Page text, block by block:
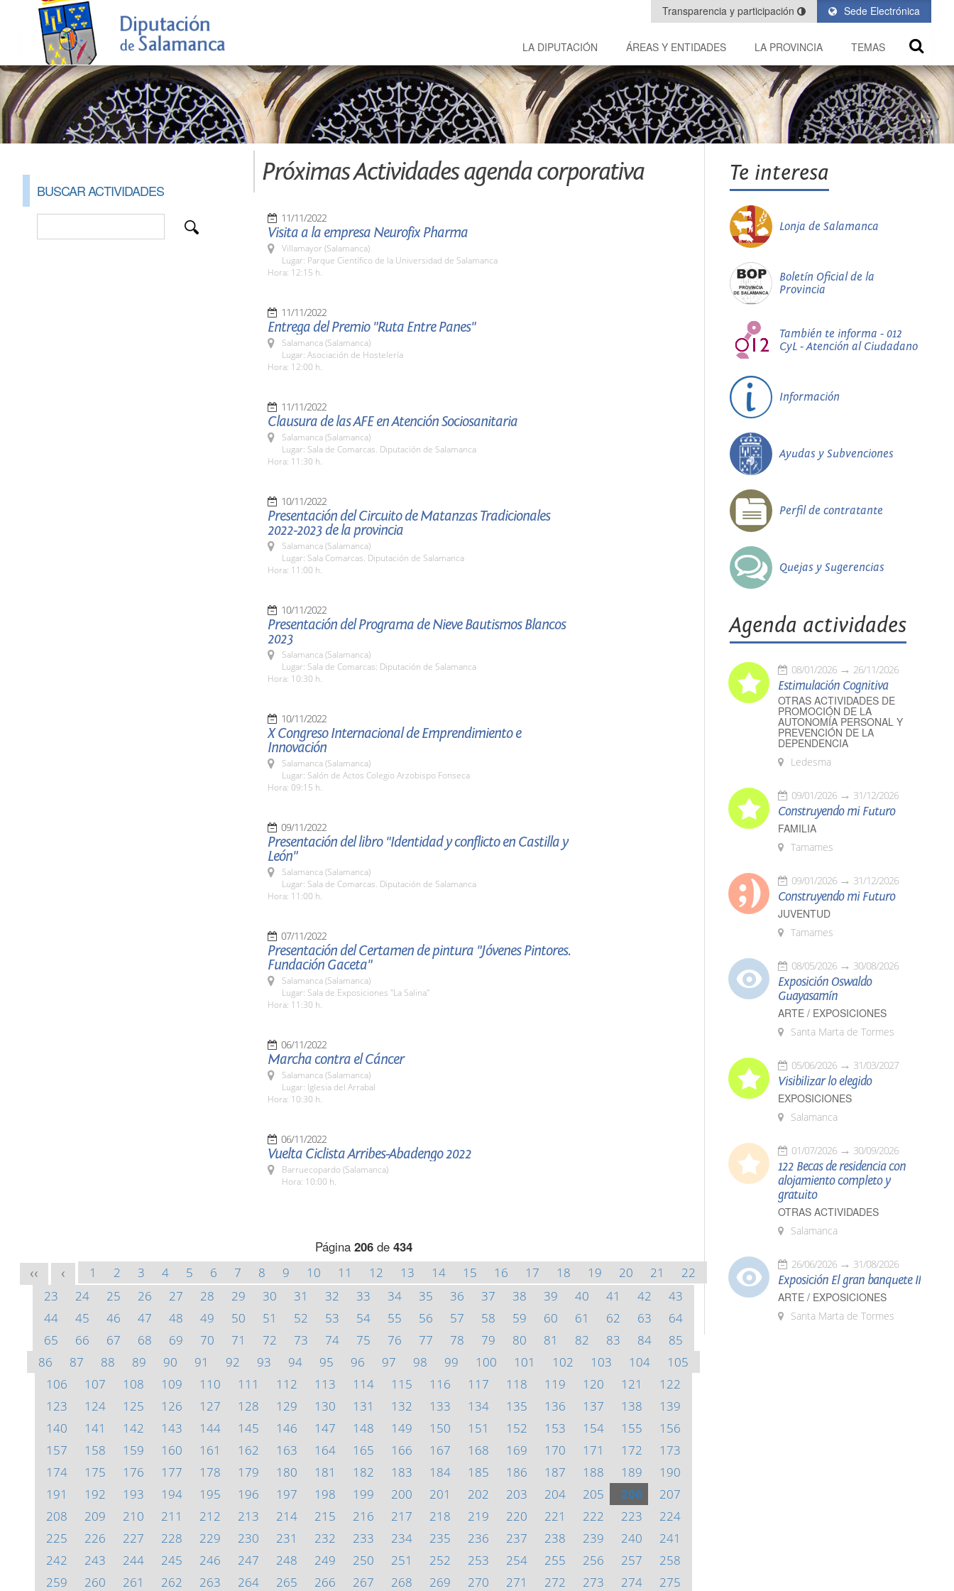
Sede Electrónica
Transparencia y participación
LA DIPUTACIÓN ÁREAS Y ENTIDADES LA PROVINCIA TEMAS
BUSCAR ACTIVIDADES
Próximas Actividades agenda corporativa
11/11/2022
Visita a la empresa Neurofix Pharma
Villamayor (Salamanca)
Lugar: Parque Científico de la Universidad de Salamanca
Hora: 12:15 h.
11/11/2022
Entrega del Premio "Ruta Entre Panes"
Salamanca (Salamanca)
Lugar: Asociación de Hostelería
Hora: 12:00 h.
11/11/2022
Clausura de las AFE en Atención Sociosanitaria
Salamanca (Salamanca)
Lugar: Sala de Comarcas. Diputación de Salamanca
Hora: 11:30 h.
10/11/2022
Presentación del Circuito de Matanzas Tradicionales
2022-2023 de la provincia
Salamanca (Salamanca)
Lugar: Sala Comarcas. Diputación de Salamanca
Hora: 11:00 h.
10/11/2022
Presentación del Programa de Nieve Bautismos Blancos
2023
Salamanca (Salamanca)
Lugar: Sala de Comarcas: Diputación de Salamanca
Hora: 10:30 h.
10/11/2022
X Congreso Internacional de Emprendimiento e
Innovación
Salamanca (Salamanca)
Lugar: Salón de Actos Colegio Arzobispo Fonseca
Hora: 09:15 h.
09/11/2022
Presentación del libro "Identidad y conflicto en Castilla y
León"
Salamanca (Salamanca)
Lugar: Sala de Comarcas. Diputación de Salamanca
Hora: 11:00 h.
07/11/2022
Presentación del Certamen de pintura "Jóvenes Pintores.
Fundación Gaceta"
Salamanca (Salamanca)
Lugar: Sala de Exposiciones "La Salina"
Hora: 11:30 h.
06/11/2022
Marcha contra el Cáncer
Salamanca (Salamanca)
Lugar: Iglesia del Arrabal
Hora: 10:30 h.
06/11/2022
Vuelta Ciclista Arribes-Abadengo 2022
Barruecopardo (Salamanca)
Hora: 10:00 h.
Página 206de 434
<< < 1 2 3 4 5 6 7 8 9 10 11 12 13 14 15 16 17 18 19 20 21
22
23
24 25 26 27 28 29 30 31 32 33 34 35 36 37 38 39 40 41 42
43
44
45 46 47 48 49 50 51 52 53 54 55 56 57 58 59 60 61 62 63
64
65
66 67 68 69 70 71 72 73 74 75 76 77 78 79 80 81 82 83 84
85
86
87 88 89 90 91 92 93 94 95 96 97 98 99 100 101 102 103 104
105
106
107 108 109 110 111 112 113 114 115 116 117 118 119 120 121
122
123
124 125 126 127 128 129 130 131 132 133 134 135 136 137 138
139
140
141 142 143 144 145 146 147 148 149 150 151 152 153 154 155
156
157
158 159 160 161 162 163 164 165 166 167 168 169 170 171 172
173
174
175 176 177 178 179 180 181 182 183 184 185 186 187 188 189
190
191
192 193 194 195 196 197 198 199 200 201 202 203 204 205 206
207
208
209 210 211 212 213 214 215 216 217 218 219 220 221 222 223
224
225
226 227 228 229 230 231 232 233 234 235 236 237 238 239 240
241
242
243 244 245 246 247 248 249 250 251 252 253 254 255 256 257
258
259
260 261 262 263 264 265 266 267 268 269 270 271 272 273 274 275
Te interesa
Lonja de Salamanca
Boletín Oficial de la
Provincia
También te informa - 012
CyL - Atención al Ciudadano
Información
Ayudas y Subvenciones
Perfil de contratante
Quejas y Sugerencias
Agenda actividades
08/01/2026 26/11/2026
Estimulación Cognitiva
OTRAS ACTIVIDADES DE
PROMOCIÓN DE LA
AUTONOMÍA PERSONAL Y
PREVENCIÓN DE LA
DEPENDENCIA
Ledesma
09/01/2026 31/12/2026
Construyendo mi Futuro
FAMILIA
Tamames
09/01/2026 31/12/2026
Construyendo mi Futuro
JUVENTUD
Tamames
08/05/2026 30/08/2026
Exposición Oswaldo
Guayasamín
ARTE / EXPOSICIONES
Santa Marta de Tormes
05/06/2026 31/03/2027
Visibilizar lo elegido
EXPOSICIONES
Salamanca
01/07/2026 30/09/2026
122 Becas de residencia con
alojamiento completo y
gratuito
OTRAS ACTIVIDADES
Salamanca
26/06/2026 31/08/2026
Exposición El gran banquete II
ARTE / EXPOSICIONES
Santa Marta de Tormes